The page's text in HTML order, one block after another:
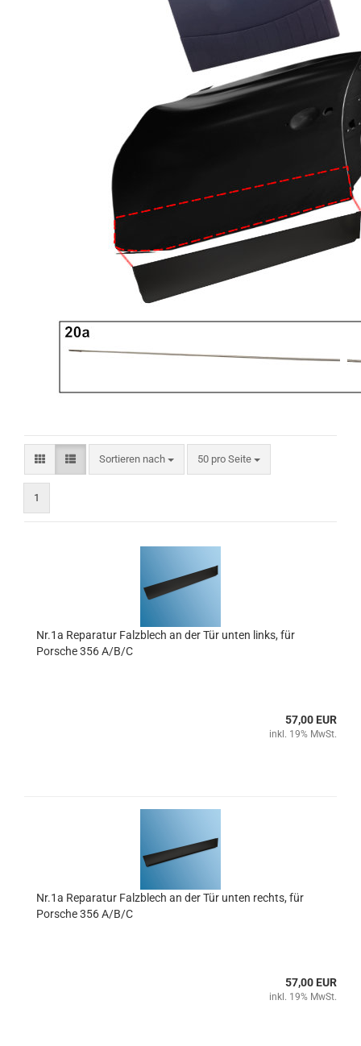
Sortieren nach
Sortieren nach 50 pro Seite
pro Seite
1
Nr.1a Reparatur Falzblech an der Tür unten links, für
Porsche 356 A/B/C
57,00 EUR
inkl. 19% MwSt.
Nr.1a Reparatur Falzblech an der Tür unten rechts, für
Porsche 356 A/B/C
57,00 EUR
inkl. 19% MwSt.